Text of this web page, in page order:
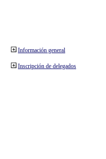
Información general
Inscripción de delegados